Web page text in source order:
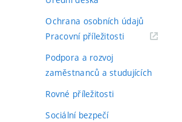
Ochrana osobních údajů
Pracovní příležitosti(externí
Podpora a rozvoj
zaměstnanců a studujících
Rovné příležitosti
Sociální bezpečí